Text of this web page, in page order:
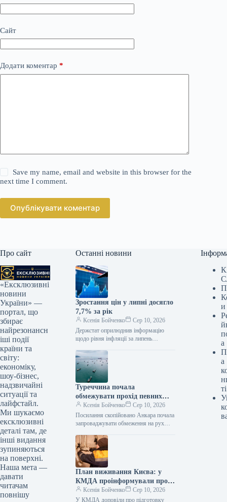
Сайт
Додати коментар *
Save my name, email and website in this browser for the
next time I comment.
Опублікувати коментар
Про сайт
«Ексклюзивні
новини
України» —
портал, що
збирає
найрезонансн
іші події
країни та
світу:
економіку,
шоу-бізнес,
надзвичайні
ситуації та
лайфстайл.
Ми шукаємо
ексклюзивні
деталі там, де
інші видання
зупиняються
на поверхні.
Наша мета —
давати
читачам
повнішу
Останні новини
Зростання цін у липні досягло
7,7% за рік
Ксенія Бойченко
Сер 10, 2026
Держстат оприлюднив інформацію
щодо рівня інфляції за липень
інфляції на споживчому ринку в липні
2026 року…
Туреччина почала
обмежувати прохід певних
суден через Дарданелли – ЗМІ
Ксенія Бойченко
Сер 10, 2026
Посилання скопійовано Анкара почала
запроваджувати обмеження на рух
комерційних суден, що прямують до
українських та російських…
План виживання Києва: у
КМДА проінформували про
підготовку до холодів
Ксенія Бойченко
Сер 10, 2026
У КМДА доповіли про підготовку
и
а
а
ті